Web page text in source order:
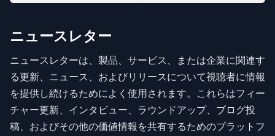
ニュースレター
ニュースレターは、製品、サービス、または企業に関連す
る更新、ニュース、およびリリースについて視聴者に情報
を提供し続けるためによく使用されます。これらはフィー
チャー更新、インタビュー、ラウンドアップ、ブログ投
稿、およびその他の価値情報を共有するためのプラットフ